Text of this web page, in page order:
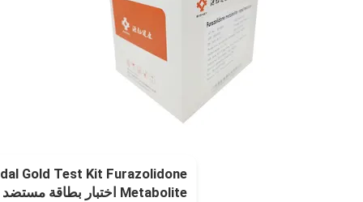
Gold Test Kit Furazolidone
Metabolite اختبار بطاقة مستضد سريع